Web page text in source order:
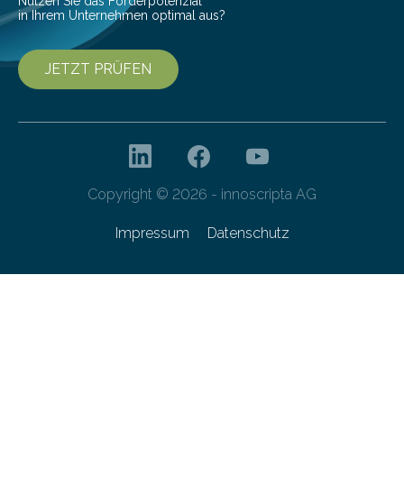
in Ihrem Unternehmen optimal aus?
JETZT PRÜFEN
Copyright © 2026 - innoscripta AG
Impressum Datenschutz